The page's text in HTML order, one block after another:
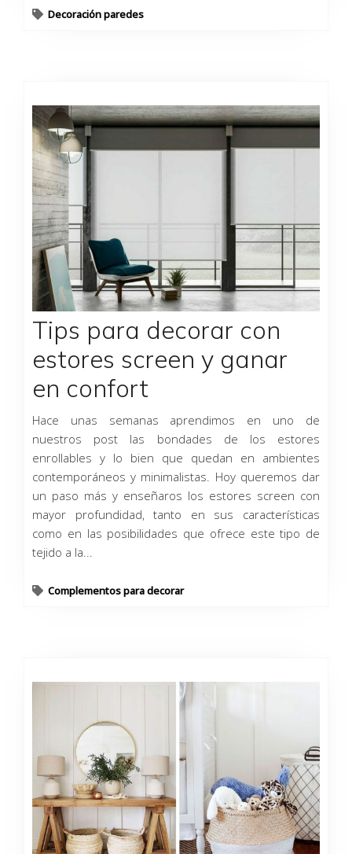
Decoración paredes
Tips para decorar con
estores screen y ganar
en confort
Hace unas semanas aprendimos en uno de
nuestros post las bondades de los estores
enrollables y lo bien que quedan en ambientes
contemporáneos y minimalistas. Hoy queremos dar
un paso más y enseñaros los estores screen con
mayor profundidad, tanto en sus características
como en las posibilidades que ofrece este tipo de
tejido a la...
Complementos para decorar